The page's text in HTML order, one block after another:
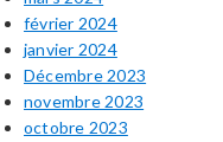
février 2024
janvier 2024
Décembre 2023
novembre 2023
octobre 2023